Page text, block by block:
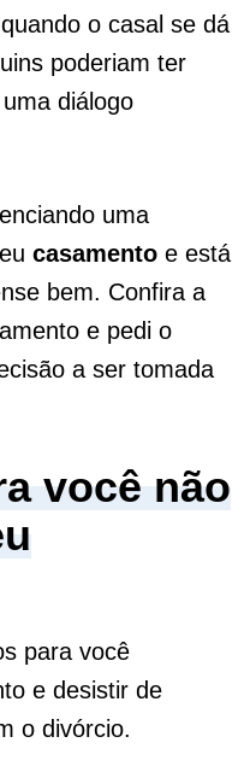
o casal se dá
poderiam ter
diálogo
uma
casamento e está
bem. Confira a
e pedi o
a ser tomada
você não
para você
e desistir de
o divórcio.